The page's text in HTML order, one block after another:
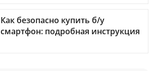
Как безопасно купить б/у
смартфон: подробная инструкция